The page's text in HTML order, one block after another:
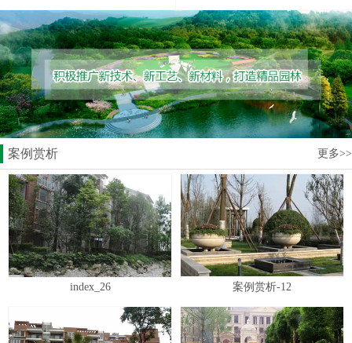
案例赏析 更多>>
index_26 案例赏析-12